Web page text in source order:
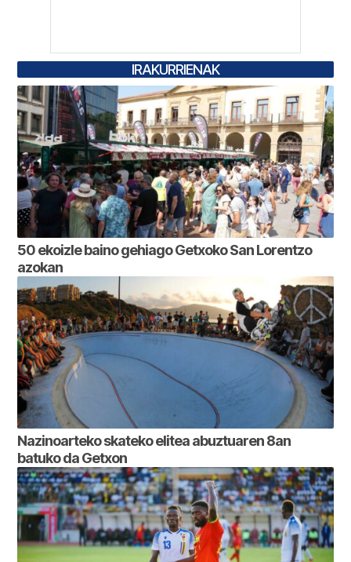
IRAKURRIENAK
50 ekoizle baino gehiago Getxoko San Lorentzo
azokan
Nazinoarteko skateko elitea abuztuaren 8an
batuko da Getxon